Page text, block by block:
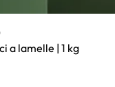
a lamelle | 1 kg